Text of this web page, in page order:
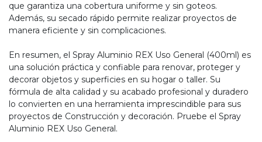
que garantiza una cobertura uniforme y sin goteos.
Además, su secado rápido permite realizar proyectos de
manera eficiente y sin complicaciones.
En resumen, el Spray Aluminio REX Uso General (400ml) es
una solución práctica y confiable para renovar, proteger y
decorar objetos y superficies en su hogar o taller. Su
fórmula de alta calidad y su acabado profesional y duradero
lo convierten en una herramienta imprescindible para sus
proyectos de Construcción y decoración. Pruebe el Spray
Aluminio REX Uso General.